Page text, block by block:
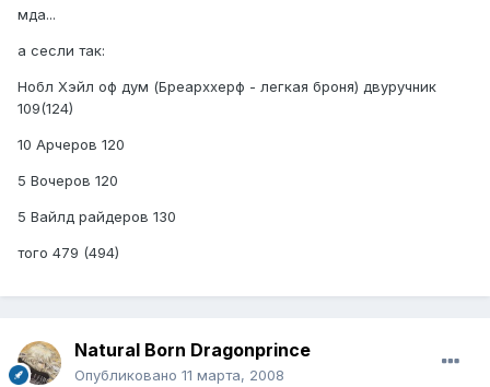
мда...
а сесли так:
Нобл Хэйл оф дум (Бреарххерф - легкая броня) двуручник
109(124)
10 Арчеров 120
5 Вочеров 120
5 Вайлд райдеров 130
того 479 (494)
Natural Born Dragonprince
Опубликовано 11 марта, 2008